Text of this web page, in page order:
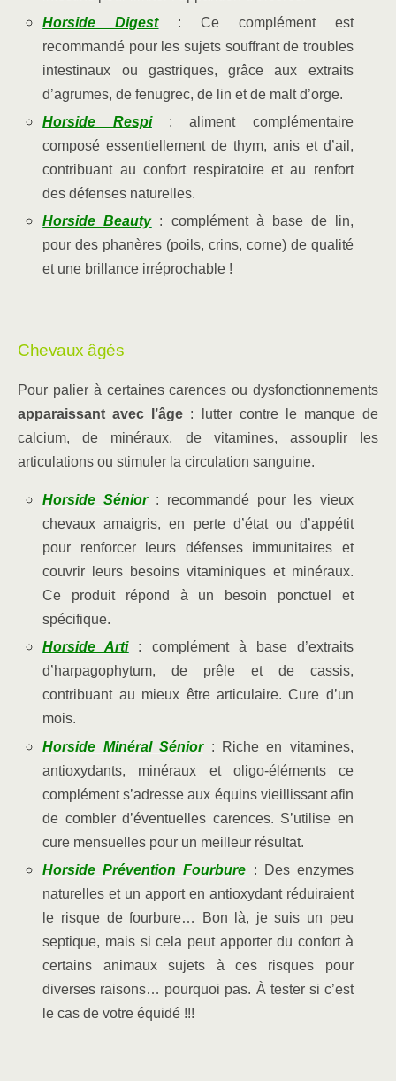
Horside Digest: Ce complément est
recommandé pour les sujets souffrant de troubles
intestinaux ou gastriques, grâce aux extraits
d’agrumes, de fenugrec, de lin et de malt d’orge.
Horside Respi: aliment complémentaire
composé essentiellement de thym, anis et d’ail,
contribuant au confort respiratoire et au renfort
des défenses naturelles.
Horside Beauty: complément à base de lin,
pour des phanères (poils, crins, corne) de qualité
et une brillance irréprochable !
Chevaux âgés
Pour palier à certaines carences ou dysfonctionnements
apparaissant avec l’âge : lutter contre le manque de
calcium, de minéraux, de vitamines, assouplir les
articulations ou stimuler la circulation sanguine.
Horside Sénior: recommandé pour les vieux
chevaux amaigris, en perte d’état ou d’appétit
pour renforcer leurs défenses immunitaires et
couvrir leurs besoins vitaminiques et minéraux.
Ce produit répond à un besoin ponctuel et
spécifique.
Horside Arti: complément à base d’extraits
d’harpagophytum, de prêle et de cassis,
contribuant au mieux être articulaire. Cure d’un
mois.
Horside Minéral Sénior: Riche en vitamines,
antioxydants, minéraux et oligo-éléments ce
complément s’adresse aux équins vieillissant afin
de combler d’éventuelles carences. S’utilise en
cure mensuelles pour un meilleur résultat.
Horside Prévention Fourbure : Des enzymes
naturelles et un apport en antioxydant réduiraient
le risque de fourbure… Bon là, je suis un peu
septique, mais si cela peut apporter du confort à
certains animaux sujets à ces risques pour
diverses raisons… pourquoi pas. À tester si c’est
le cas de votre équidé !!!